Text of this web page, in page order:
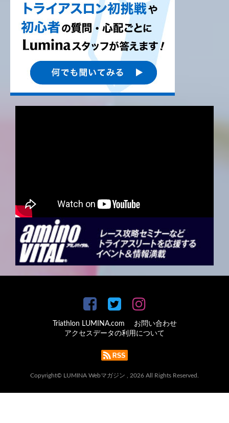
Triathlon LUMINA.com
お問い合わせ
アクセスデータの利用について
Copyright© LUMINA Webマガジン , 2026 All Rights Reserved.